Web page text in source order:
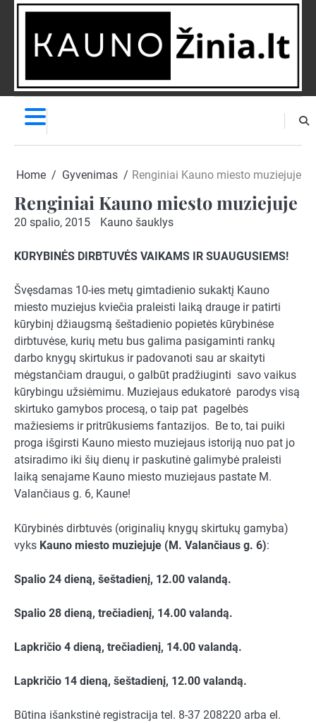
Skip
NAUJIENĄ
Home Gyvenimas Renginiai Kauno miesto muziejuje
Renginiai Kauno miesto muziejuje
20 spalio, 2015 Kauno šauklys
KŪRYBINĖS DIRBTUVĖS VAIKAMS IR SUAUGUSIEMS!
Švęsdamas 10-ies metų gimtadienio sukaktį Kauno
miesto muziejus kviečia praleisti laiką drauge ir patirti
kūrybinį džiaugsmą šeštadienio popietės kūrybinėse
dirbtuvėse, kurių metu bus galima pasigaminti rankų
darbo knygų skirtukus ir padovanoti sau ar skaityti
mėgstančiam draugui, o galbūt pradžiuginti savo vaikus
kūrybingu užsiėmimu. Muziejaus edukatorė parodys visą
skirtuko gamybos procesą, o taip pat pagelbės
mažiesiems ir pritrūkusiems fantazijos. Be to, tai puiki
proga išgirsti Kauno miesto muziejaus istoriją nuo pat jo
atsiradimo iki šių dienų ir paskutinė galimybė praleisti
laiką senajame Kauno miesto muziejaus pastate M.
Valančiaus g. 6, Kaune!
Kūrybinės dirbtuvės (originalių knygų skirtukų gamyba)
vyks Kauno miesto muziejuje (M. Valančiaus g. 6):
Spalio 24 dieną, šeštadienį, 12.00 valandą.
Spalio 28 dieną, trečiadienį, 14.00 valandą.
Lapkričio 4 dieną, trečiadienį, 14.00 valandą.
Lapkričio 14 dieną, šeštadienį, 12.00 valandą.
Būtina išankstinė registracija tel. 8-37 208220 arba el.